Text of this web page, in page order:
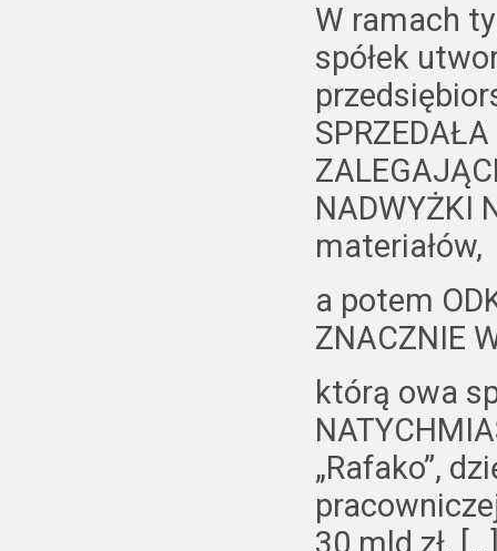
W ramach
spółek
NADWYŻKI
materiałów,
a potem
ZNACZNIE
którą owa
„Rafako”,
30 mld zł.